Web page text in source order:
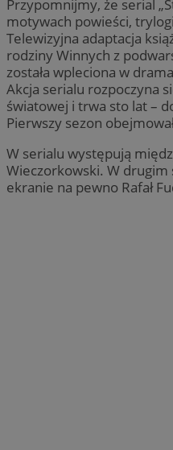
Przypomnijmy, że serial
motywach powieści,
Telewizyjna adaptacja
rodziny Winnych z
została wpleciona w
Akcja serialu rozpoczyna
światowej i trwa sto lat –
Pierwszy sezon
W serialu występują
Wieczorkowski. W drugim
ekranie na pewno Rafał